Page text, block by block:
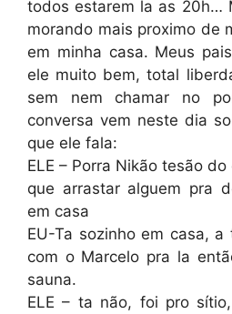
todos estarem la as 20h…
morando mais proximo de
em minha casa. Meus
ele muito bem, total
sem nem chamar no
conversa vem neste dia
que ele fala:
ELE – Porra Nikão tesão
que arrastar alguem pra
em casa
EU-Ta sozinho em casa,
com o Marcelo pra la
sauna.
ELE – ta não, foi pro